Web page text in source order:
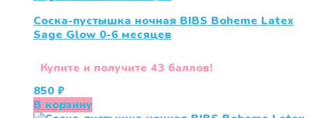
Соска-пустышка ночная BIBS Boheme Latex
Sage Glow 0-6 месяцев
Купите и получите 43 баллов!
850 ₽
В корзину